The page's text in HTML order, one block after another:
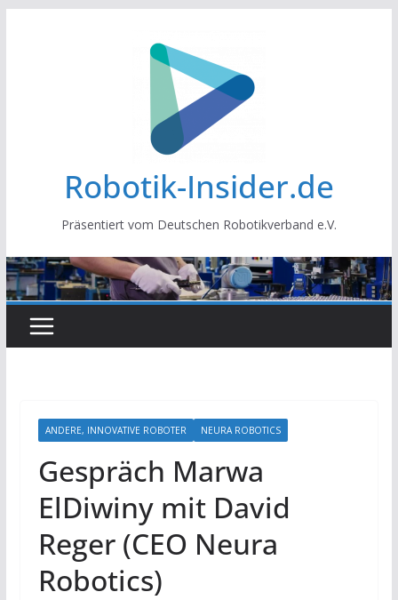
Robotik-Insider.de
Präsentiert vom Deutschen Robotikverband e.V.
ANDERE, INNOVATIVE ROBOTER NEURA ROBOTICS
Gespräch Marwa
ElDiwiny mit David
Reger (CEO Neura
Robotics)